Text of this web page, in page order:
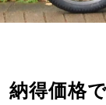
納得価格